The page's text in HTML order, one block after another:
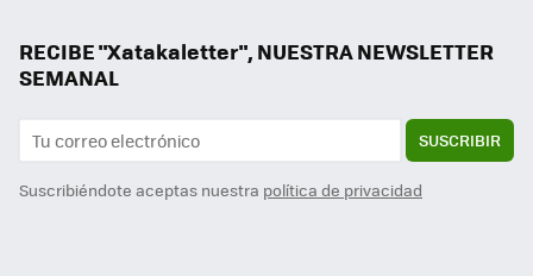
RECIBE "Xatakaletter", NUESTRA NEWSLETTER
SEMANAL
SUSCRIBIR
Suscribiéndote aceptas nuestra política de privacidad